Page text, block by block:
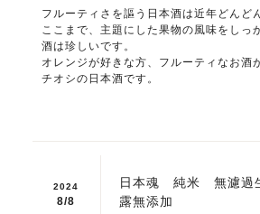
フルーティさを謳う日本酒は近年どんど
ここまで、主題にした果物の風味をしっ
酒は珍しいです。
オレンジが好きな方、フルーティなお酒
チオシの日本酒です。
2024
8/8
日本魂 純米 無濾過
露無添加